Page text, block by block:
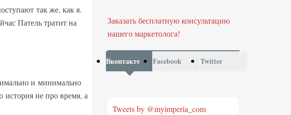
так же, как я.
Патель тратит на
и минимально
история не про время, а
Заказать бесплатную консультацию
нашего маркетолога!
Вконтакте Facebook Twitter
Tweets by @myimperia_com